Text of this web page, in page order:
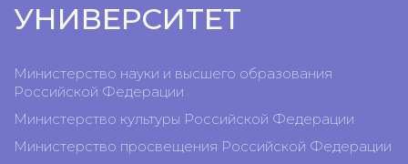
УНИВЕРСИТЕТ
Министерство науки и высшего образования
Российской Федерации
Министерство культуры Российской Федерации
Министерство просвещения Российской Федерации